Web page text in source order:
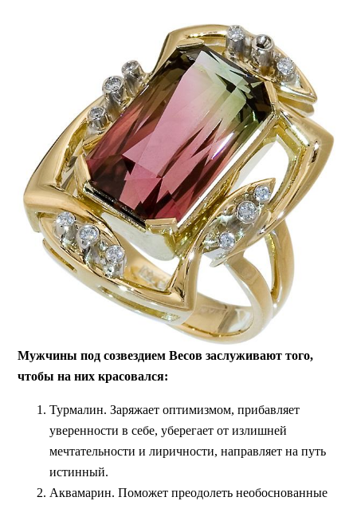
Мужчины под созвездием Весов заслуживают того,
чтобы на них красовался:
Турмалин. Заряжает оптимизмом, прибавляет
уверенности в себе, уберегает от излишней
мечтательности и лиричности, направляет на путь
истинный.
Аквамарин. Поможет преодолеть необоснованные